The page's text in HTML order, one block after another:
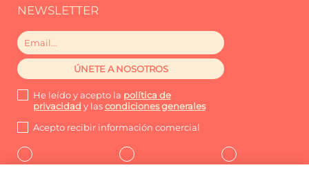
NEWSLETTER
He leído y acepto la política de
privacidad y lascondiciones generales
Acepto recibir información comercial